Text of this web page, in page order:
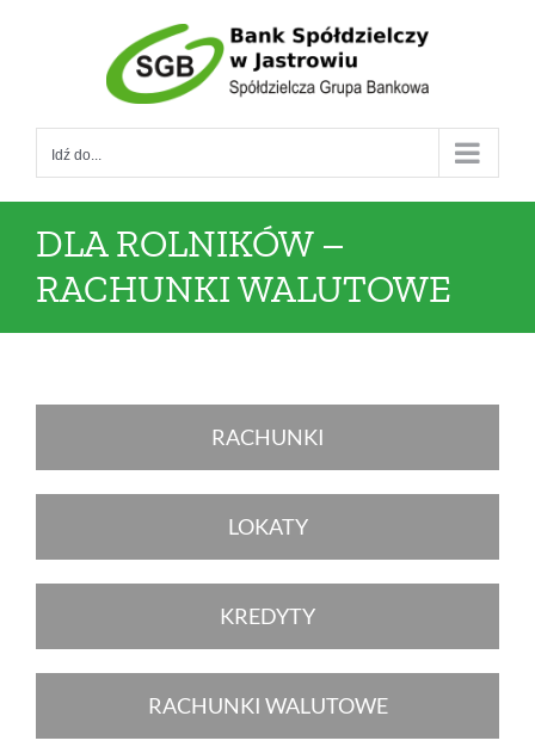
Idź do...
DLA ROLNIKÓW –
RACHUNKI WALUTOWE
RACHUNKI
LOKATY
KREDYTY
RACHUNKI WALUTOWE